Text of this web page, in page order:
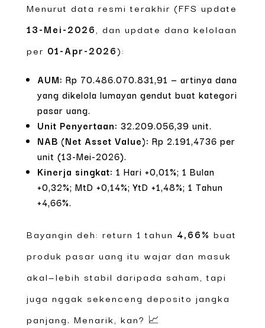
Menurut data resmi terakhir (FFS update
13-Mei-2026 , dan update dana kelolaan
per 01-Apr-2026):
AUM: Rp 70.486.070.831,91 — artinya dana
yang dikelola lumayan gendut buat kategori
pasar uang.
Unit Penyertaan: 32.209.056,39 unit.
NAB (Net Asset Value): Rp 2.191,4736 per
unit (13-Mei-2026).
Kinerja singkat: 1 Hari +0,01%; 1 Bulan
+0,32%; MtD +0,14%; YtD +1,48%; 1 Tahun
+4,66%.
Bayangin deh: return 1 tahun 4,66% buat
produk pasar uang itu wajar dan masuk
akal—lebih stabil daripada saham, tapi
juga nggak sekenceng deposito jangka
panjang. Menarik, kan? 📈